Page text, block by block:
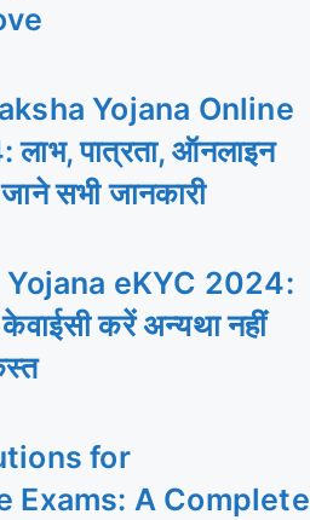
Yojana Online
पात्रता, ऑनलाइन
सभी जानकारी
eKYC 2024:
करें अन्यथा नहीं
for
Exams: A Complete